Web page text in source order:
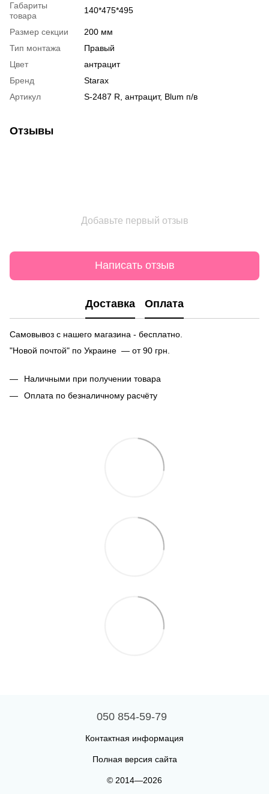
Габариты
товара
140*475*495
Размер секции
200 мм
Тип монтажа
Правый
Цвет
антрацит
Бренд
Starax
Артикул
S-2487 R, антрацит, Blum п/в
Отзывы
Добавьте первый отзыв
Написать отзыв
Доставка Оплата
Самовывоз с нашего магазина - бесплатно.
"Новой почтой" по Украине — от 90 грн.
Наличными при получении товара
Оплата по безналичному расчёту
050 854-59-79
Контактная информация
Полная версия сайта
© 2014—2026